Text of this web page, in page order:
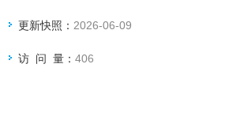
流程追溯。广泛应用于电力电气、新能源汽
更新快照： 2026-06-09
访 问 量：406